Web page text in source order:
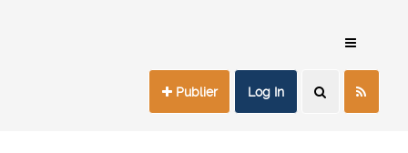
Publier Log In